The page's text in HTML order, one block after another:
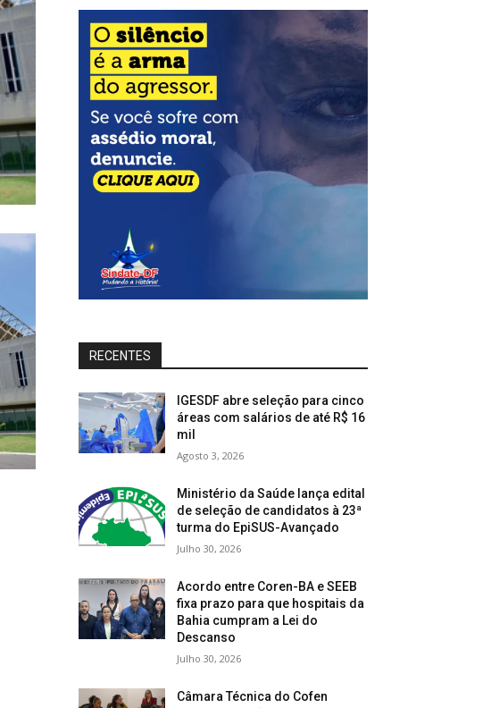
RECENTES
IGESDF abre seleção para cinco
áreas com salários de até R$ 16
mil
Agosto 3, 2026
Ministério da Saúde lança edital
de seleção de candidatos à 23ª
turma do EpiSUS-Avançado
Julho 30, 2026
Acordo entre Coren-BA e SEEB
fixa prazo para que hospitais da
Bahia cumpram a Lei do
Descanso
Julho 30, 2026
Câmara Técnica do Cofen